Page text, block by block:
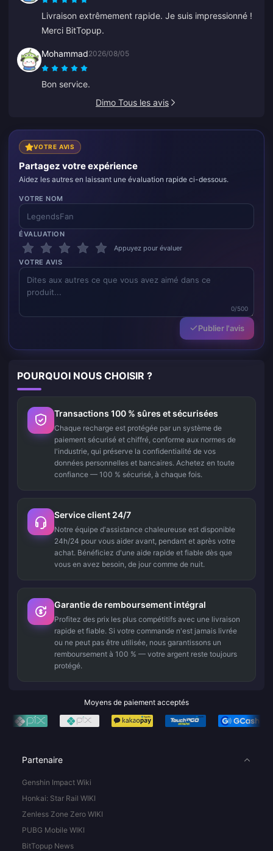
Tant que les prix restent les mêmes, c'est mon site de
référence.
Livraison extrêmement rapide. Je suis impressionné !
Merci BitTopup.
Mohammad2026/08/05
Bon service.
Dimo Tous les avis
VOTRE AVIS
Partagez votre expérience
Aidez les autres en laissant une évaluation rapide ci-dessous.
VOTRE NOM
ÉVALUATION
Appuyez pour évaluer
VOTRE AVIS
0/500
Publier l'avis
POURQUOI NOUS CHOISIR ?
Transactions 100 % sûres et sécurisées
Chaque recharge est protégée par un système de
paiement sécurisé et chiffré, conforme aux normes de
l'industrie, qui préserve la confidentialité de vos
données personnelles et bancaires. Achetez en toute
confiance — 100 % sécurisé, à chaque fois.
Service client 24/7
Notre équipe d'assistance chaleureuse est disponible
24h/24 pour vous aider avant, pendant et après votre
achat. Bénéficiez d'une aide rapide et fiable dès que
vous en avez besoin, de jour comme de nuit.
Garantie de remboursement intégral
Profitez des prix les plus compétitifs avec une livraison
rapide et fiable. Si votre commande n'est jamais livrée
ou ne peut pas être utilisée, nous garantissons un
remboursement à 100 % — votre argent reste toujours
protégé.
Moyens de paiement acceptés
Partenaire
Genshin Impact Wiki
Honkai: Star Rail WIKI
Zenless Zone Zero WIKI
PUBG Mobile WIKI
BitTopup News